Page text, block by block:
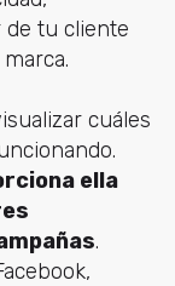
de tu cliente
cuáles
ella
.